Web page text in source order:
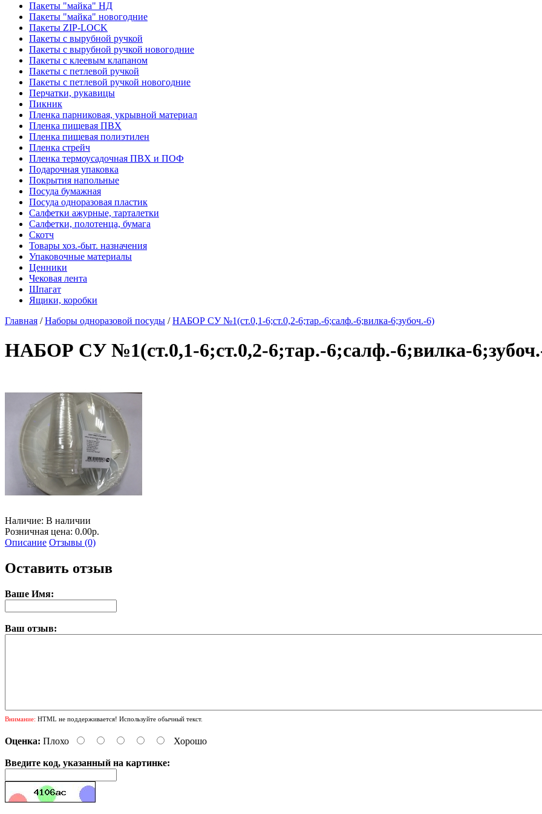
Пакеты "майка" НД
Пакеты "майка" новогодние
Пакеты ZIP-LOCK
Пакеты с вырубной ручкой
Пакеты с вырубной ручкой новогодние
Пакеты с клеевым клапаном
Пакеты с петлевой ручкой
Пакеты с петлевой ручкой новогодние
Перчатки, рукавицы
Пикник
Пленка парниковая, укрывной материал
Пленка пищевая ПВХ
Пленка пищевая полиэтилен
Пленка стрейч
Пленка термоусадочная ПВХ и ПОФ
Подарочная упаковка
Покрытия напольные
Посуда бумажная
Посуда одноразовая пластик
Салфетки ажурные, тарталетки
Салфетки, полотенца, бумага
Скотч
Товары хоз.-быт. назначения
Упаковочные материалы
Ценники
Чековая лента
Шпагат
Ящики, коробки
Главная /Наборы одноразовой посуды /НАБОР СУ №1(ст.0,1-6;ст.0,2-6;тар.-6;салф.-6;вилка-6;зубоч.-6)
НАБОР СУ №1(ст.0,1-6;ст.0,2-6;тар.-6;салф.-6;вилка-
Наличие: В наличии
Розничная цена: 0.00р.
Описание Отзывы (0)
Оставить отзыв
Ваше Имя:
Ваш отзыв:
Внимание: HTML не поддерживается! Используйте обычный текст.
Оценка: Плохо Хорошо
Введите код, указанный на картинке: